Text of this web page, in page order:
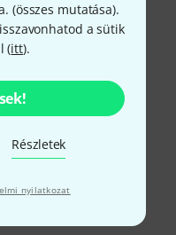
(összes mutatása).
a sütik
(itt).
Részletek
nyilatkozat
Banki átutalás vagy